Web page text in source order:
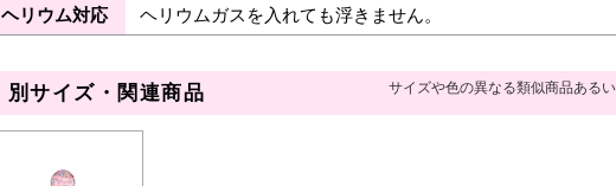
ヘリウム対応
ヘリウムガスを入れても浮きません。
別サイズ・関連商品 サイズや色の異なる類似商品ある